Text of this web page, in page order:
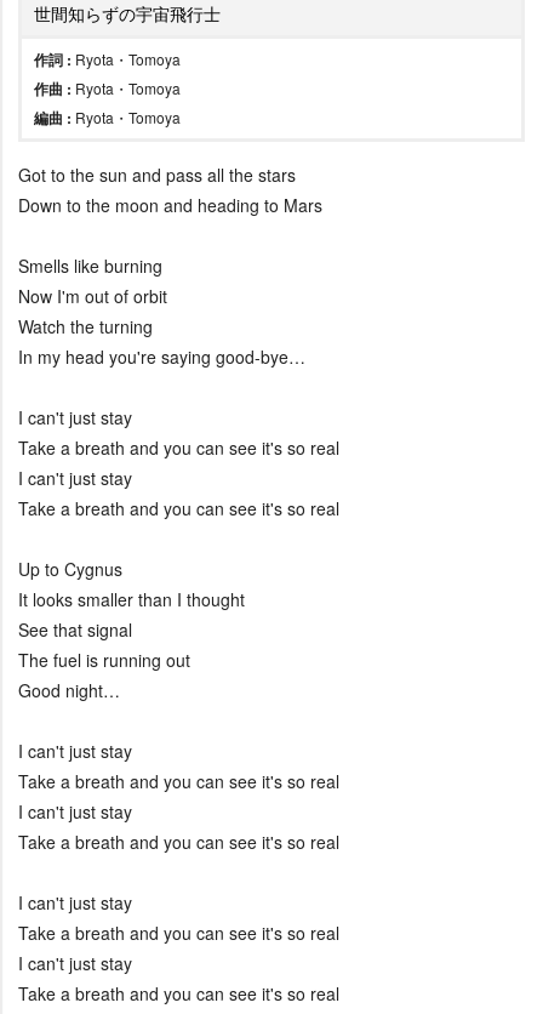
世間知らずの宇宙飛行士
作詞 : Ryota・Tomoya
作曲 : Ryota・Tomoya
編曲 : Ryota・Tomoya
Got to the sun and pass all the stars
Down to the moon and heading to Mars
Smells like burning
Now I'm out of orbit
Watch the turning
In my head you're saying good-bye…
I can't just stay
Take a breath and you can see it's so real
I can't just stay
Take a breath and you can see it's so real
Up to Cygnus
It looks smaller than I thought
See that signal
The fuel is running out
Good night…
I can't just stay
Take a breath and you can see it's so real
I can't just stay
Take a breath and you can see it's so real
I can't just stay
Take a breath and you can see it's so real
I can't just stay
Take a breath and you can see it's so real